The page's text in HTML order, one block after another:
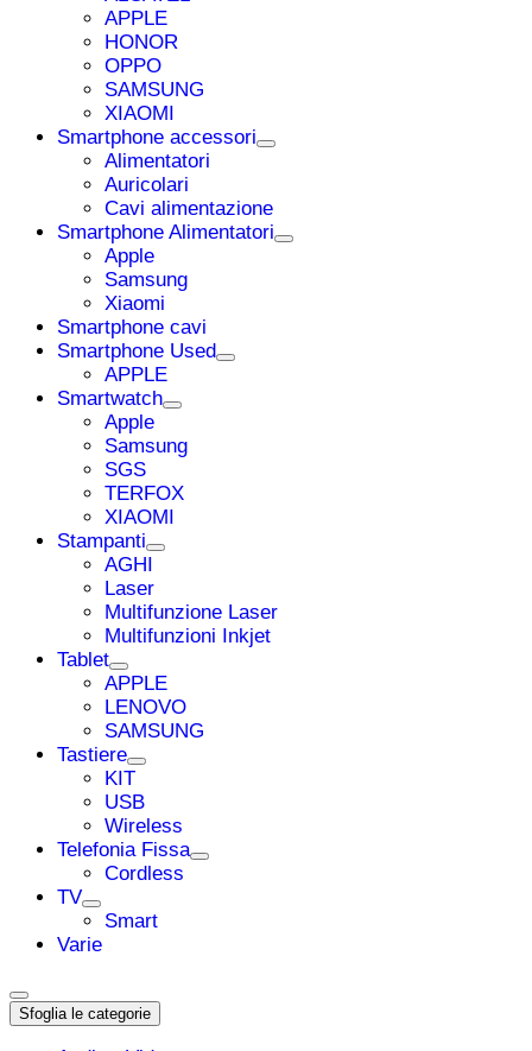
APPLE
HONOR
OPPO
SAMSUNG
XIAOMI
Smartphone accessori
Alimentatori
Auricolari
Cavi alimentazione
Smartphone Alimentatori
Apple
Samsung
Xiaomi
Smartphone cavi
Smartphone Used
APPLE
Smartwatch
Apple
Samsung
SGS
TERFOX
XIAOMI
Stampanti
AGHI
Laser
Multifunzione Laser
Multifunzioni Inkjet
Tablet
APPLE
LENOVO
SAMSUNG
Tastiere
KIT
USB
Wireless
Telefonia Fissa
Cordless
TV
Smart
Varie
Sfoglia le categorie